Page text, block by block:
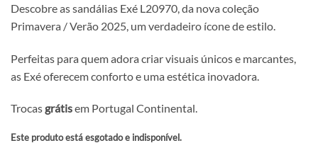
Descobre as sandálias Exé L20970, da nova coleção
Primavera / Verão 2025, um verdadeiro ícone de estilo.
Perfeitas para quem adora criar visuais únicos e marcantes,
as Exé oferecem conforto e uma estética inovadora.
Trocas grátisem Portugal Continental.
Este produto está esgotado e indisponível.
Alternative: